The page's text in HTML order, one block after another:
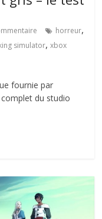
horreur,
simulator,xbox
fournie par
du studio